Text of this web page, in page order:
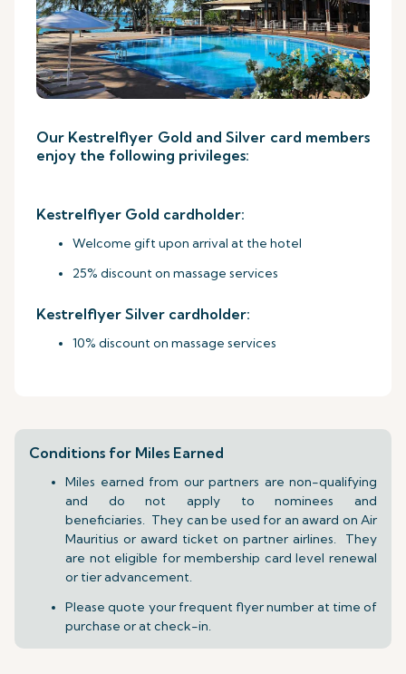
Our Kestrelflyer Gold and Silver card members
enjoy the following privileges:
Kestrelflyer Gold cardholder:
Welcome gift upon arrival at the hotel
25% discount on massage services
Kestrelflyer Silver cardholder:
10% discount on massage services
Conditions for Miles Earned
Miles earned from our partners are non-qualifying
and do not apply to nominees and
beneficiaries. They can be used for an award on Air
Mauritius or award ticket on partner airlines. They
are not eligible for membership card level renewal
or tier advancement.
Please quote your frequent flyer number at time of
purchase or at check-in.